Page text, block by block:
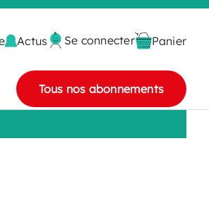
Actus Se connecter Panier
Tous nos abonnements